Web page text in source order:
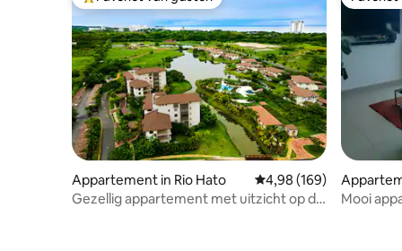
Topfavoriet van gasten
Appartement in Rio Hato Gemiddelde
4,98 (169)
Gezellig appartement met uitzicht op de
Mooi